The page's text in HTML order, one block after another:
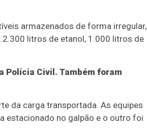
armazenados de forma irregular,
litros de etanol, 1.000 litros de
Polícia Civil. Também foram
da carga transportada. As equipes
estacionado no galpão e o outro foi